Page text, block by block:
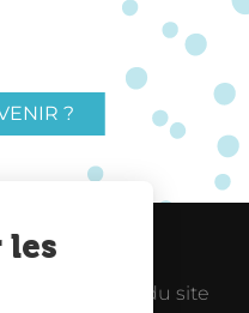
?
Liens utiles
Plan du site
les